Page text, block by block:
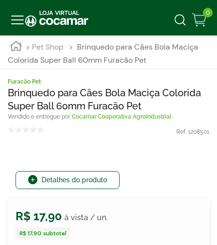
0
Pet Shop
Brinquedo para Cães Bola Maciça
Colorida Super Ball 60mm Furacão Pet
Furacão Pet
Brinquedo para Cães Bola Maciça Colorida
Super Ball 60mm Furacão Pet
Cocamar Cooperativa Agroindustrial
Ref: 1208501
Detalhes do produto
R$ 17,90
R$ 17,90 subtotal